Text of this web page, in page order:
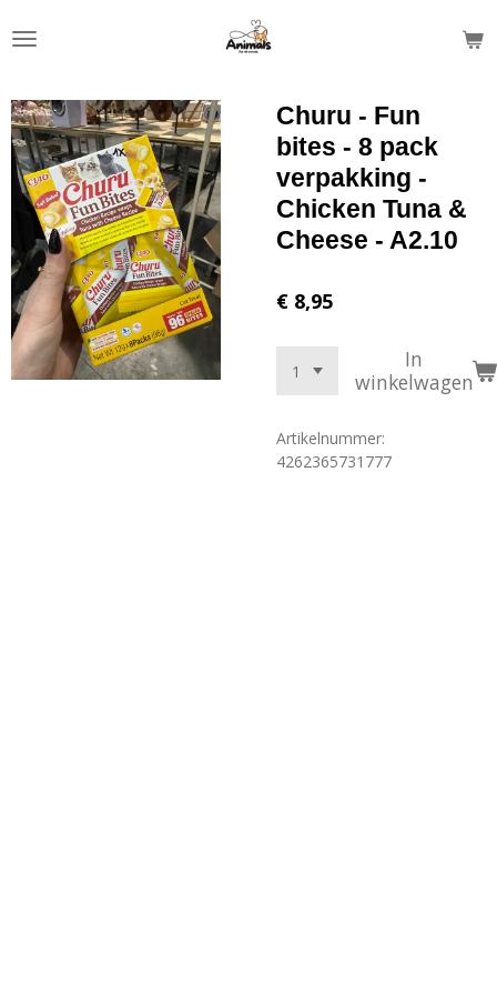
direct
hoofdinhoud
Churu - Fun
bites - 8 pack
verpakking -
Chicken Tuna &
Cheese - A2.10
€ 8,95
In
winkelwagen
Artikelnummer:
4262365731777